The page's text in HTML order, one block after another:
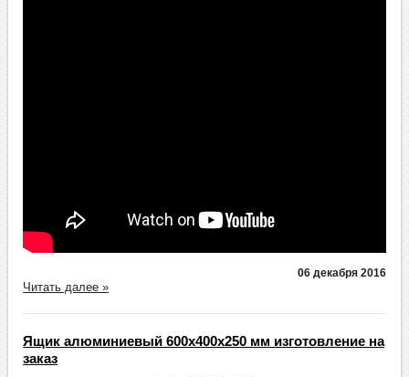
06 декабря 2016
Читать далее »
Ящик алюминиевый 600х400х250 мм изготовление на
заказ